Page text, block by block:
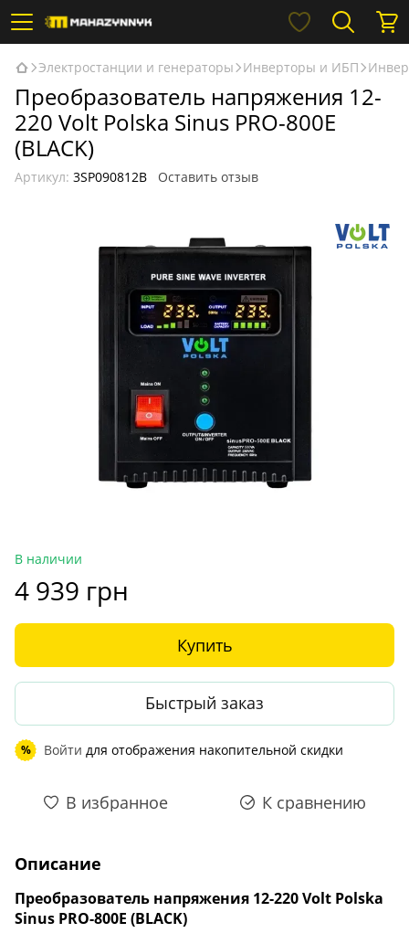
Электростанции и генераторы Инверторы и ИБП
Преобразователь напряжения 12-
220 Volt Polska Sinus PRO-800E
(BLACK)
Артикул: 3SP090812B Оставить отзыв
В наличии
4 939 грн
Купить
Быстрый заказ
% Войти для отображения накопительной скидки
В избранное К сравнению
Описание
Преобразователь напряжения 12-220 Volt Polska
Sinus PRO-800E (BLACK)